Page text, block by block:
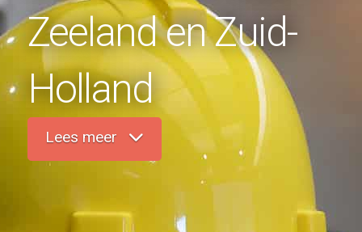
Zeeland en Zuid-
Holland
Lees meer